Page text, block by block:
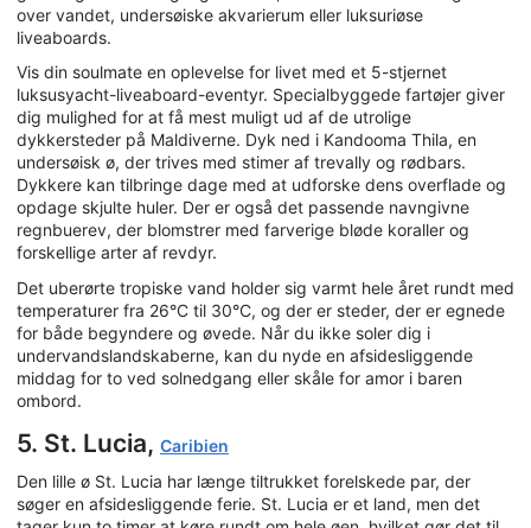
over vandet, undersøiske akvarierum eller luksuriøse
liveaboards.
Vis din soulmate en oplevelse for livet med et 5-stjernet
luksusyacht-liveaboard-eventyr. Specialbyggede fartøjer giver
dig mulighed for at få mest muligt ud af de utrolige
dykkersteder på Maldiverne. Dyk ned i Kandooma Thila, en
undersøisk ø, der trives med stimer af trevally og rødbars.
Dykkere kan tilbringe dage med at udforske dens overflade og
opdage skjulte huler. Der er også det passende navngivne
regnbuerev, der blomstrer med farverige bløde koraller og
forskellige arter af revdyr.
Det uberørte tropiske vand holder sig varmt hele året rundt med
temperaturer fra 26°C til 30°C, og der er steder, der er egnede
for både begyndere og øvede. Når du ikke soler dig i
undervandslandskaberne, kan du nyde en afsidesliggende
middag for to ved solnedgang eller skåle for amor i baren
ombord.
5. St. Lucia, Caribien
Den lille ø St. Lucia har længe tiltrukket forelskede par, der
søger en afsidesliggende ferie. St. Lucia er et land, men det